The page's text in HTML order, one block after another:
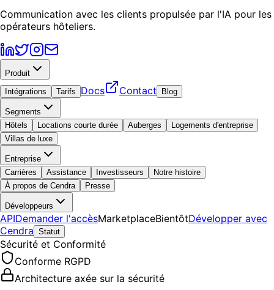
Communication avec les clients propulsée par l'IA pour les
opérateurs hôteliers.
Produit
Intégrations
Tarifs Docs Contact Blog
Segments
Hôtels
Locations courte durée Auberges
Logements d'entreprise
Villas de luxe
Entreprise
Carrières
Assistance Investisseurs
Notre histoire
À propos de Cendra
Presse
Développeurs
APIDemander l'accèsMarketplaceBientôtDévelopper avec
Cendra Statut
Sécurité et Conformité
Conforme RGPD
Architecture axée sur la sécurité